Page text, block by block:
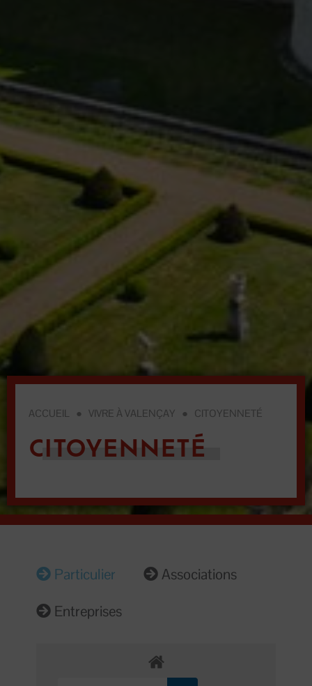
ACCUEIL ● VIVRE À VALENÇAY ● CITOYENNETÉ
CITOYENNETÉ
Particulier
Associations
Entreprises